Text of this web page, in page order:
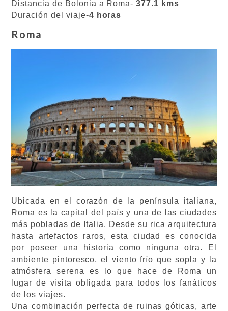
Distancia de Bolonia a Roma- 377.1 kms
Duración del viaje-4 horas
Roma
Ubicada en el corazón de la península italiana,
Roma es la capital del país y una de las ciudades
más pobladas de Italia. Desde su rica arquitectura
hasta artefactos raros, esta ciudad es conocida
por poseer una historia como ninguna otra. El
ambiente pintoresco, el viento frío que sopla y la
atmósfera serena es lo que hace de Roma un
lugar de visita obligada para todos los fanáticos
de los viajes.
Una combinación perfecta de ruinas góticas, arte